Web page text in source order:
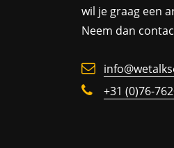
wil je graag een
Neem dan
+31 (0)76-